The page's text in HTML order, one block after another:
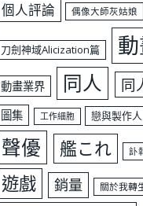
個人評論 偶像大師灰姑娘
刀劍神域Alicization篇
動畫業界 同人 同
圖集 工作細胞 戀與製作人
聲優 艦これ 訃
遊戲 銷量 關於我轉